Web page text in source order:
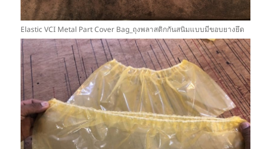
Elastic VCI Metal Part Cover Bag_ถุงพลาสติกกันสนิมแบบมีขอบยางยึด